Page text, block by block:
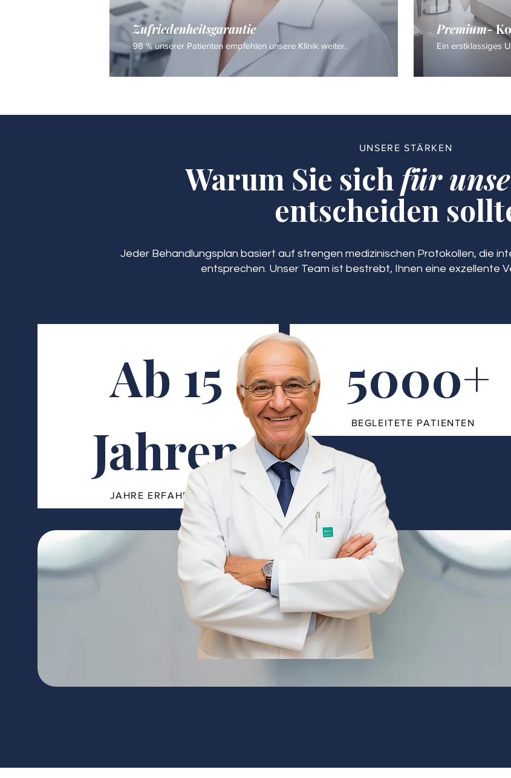
Zufriedenheitsgarantie
98 % unserer Patienten empfehlen unsere Klinik weiter.
Premium-
Ein erstklassiges
UNSERE STÄRKEN
Warum Sie sich für
entscheiden
Jeder Behandlungsplan basiert auf strengen medizinischen Protokollen, die
entsprechen. Unser Team ist bestrebt, Ihnen eine exzellente
Ab 15
Jahren
JAHRE ERFAHRUNG
5000+
BEGLEITETE PATIENTEN